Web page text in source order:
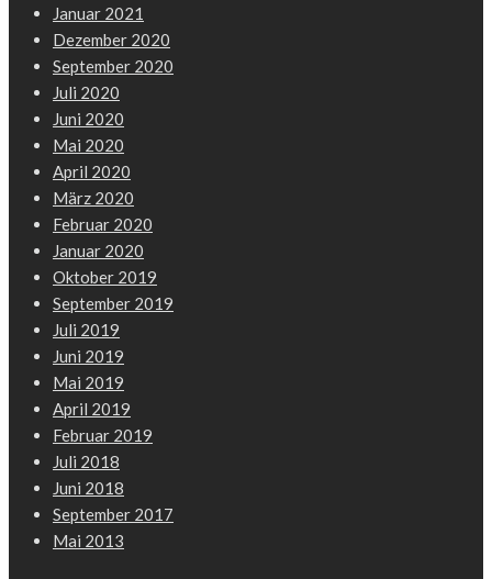
Januar 2021
Dezember 2020
September 2020
Juli 2020
Juni 2020
Mai 2020
April 2020
März 2020
Februar 2020
Januar 2020
Oktober 2019
September 2019
Juli 2019
Juni 2019
Mai 2019
April 2019
Februar 2019
Juli 2018
Juni 2018
September 2017
Mai 2013